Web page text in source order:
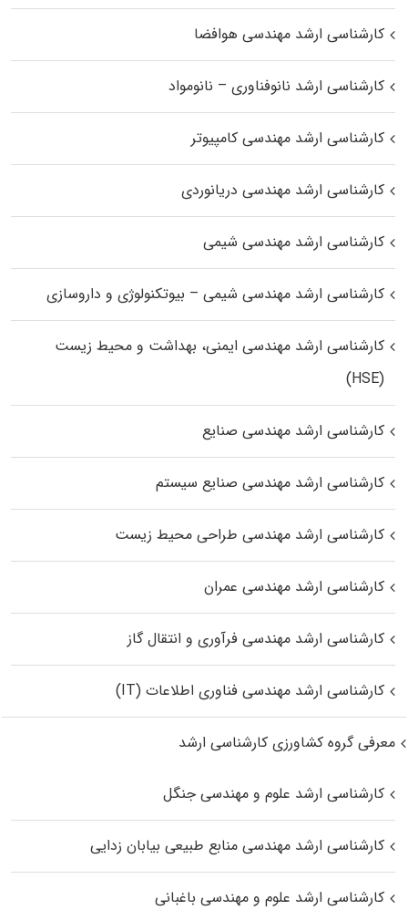
کارشناسی ارشد مهندسی هوافضا
کارشناسی ارشد نانوفناوری – نانومواد
کارشناسی ارشد مهندسی کامپیوتر
کارشناسی ارشد مهندسی دریانوردی
کارشناسی ارشد مهندسی شیمی
کارشناسی ارشد مهندسی شیمی – بیوتکنولوژی و داروسازی
کارشناسی ارشد مهندسی ایمنی، بهداشت و محیط زیست
(HSE)
کارشناسی ارشد مهندسی صنایع
کارشناسی ارشد مهندسی صنایع سیستم
کارشناسی ارشد مهندسی طراحی محیط زیست
کارشناسی ارشد مهندسی عمران
کارشناسی ارشد مهندسی فرآوری و انتقال گاز
کارشناسی ارشد مهندسی فناوری اطلاعات (IT)
معرفی گروه کشاورزی کارشناسی ارشد
کارشناسی ارشد علوم و مهندسی جنگل
کارشناسی ارشد مهندسی منابع طبیعی بیابان زدایی
کارشناسی ارشد علوم و مهندسی باغبانی